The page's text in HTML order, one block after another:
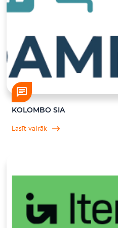
KOLOMBO SIA
Lasīt vairāk